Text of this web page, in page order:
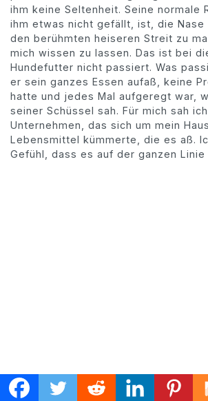
ihm keine Seltenheit. Seine normale
ihm etwas nicht gefällt, ist, die Nase
den berühmten heiseren Streit zu
mich wissen zu lassen. Das ist bei
Hundefutter nicht passiert. Was
er sein ganzes Essen aufaß, keine
hatte und jedes Mal aufgeregt war,
seiner Schüssel sah. Für mich sah
Unternehmen, das sich um mein
Lebensmittel kümmerte, die es aß.
Gefühl, dass es auf der ganzen Linie